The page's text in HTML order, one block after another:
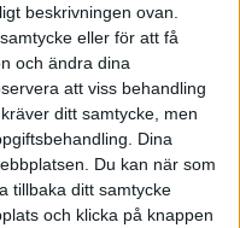
beskrivningen ovan.
eller för att få
och ändra dina
att viss behandling
ditt samtycke, men
Dina
Du kan när som
tillbaka ditt samtycke
och klicka på knappen